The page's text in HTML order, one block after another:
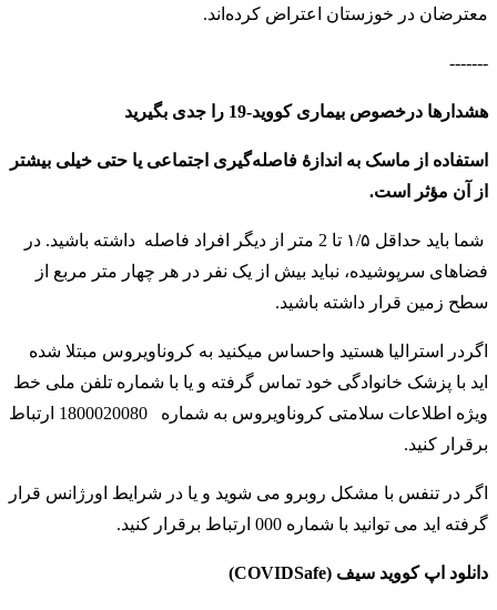
معترضان در خوزستان اعتراض کرده‌اند.
-------
هشدارها درخصوص بیماری کووید-19 را جدی بگیرید
استفاده از ماسک به اندازهٔ فاصله‌گیری اجتماعی یا حتی خیلی بیشتر
از آن مؤثر است.
شما باید حداقل ۱/۵ تا 2 متر از دیگر افراد فاصله داشته باشید. در
فضاهای سرپوشیده، نباید بیش از یک نفر در هر چهار متر مربع از
سطح زمین قرار داشته باشید.
اگردر استرالیا هستید واحساس میکنید به کروناویروس مبتلا شده
اید با پزشک خانوادگی خود تماس گرفته و یا با شماره تلفن ملی خط
ویژه اطلاعات سلامتی کروناویروس به شماره
1800020080 ارتباط
برقرار کنید.
اگر در تنفس با مشکل روبرو می شوید و یا در شرایط اورژانس قرار
گرفته اید می توانید با شماره 000 ارتباط برقرار کنید
.
دانلود اپ کووید سیف (COVIDSafe)